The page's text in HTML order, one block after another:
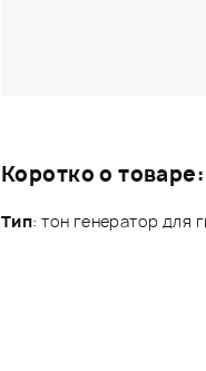
Коротко о товаре:
Тип: тон генератор для